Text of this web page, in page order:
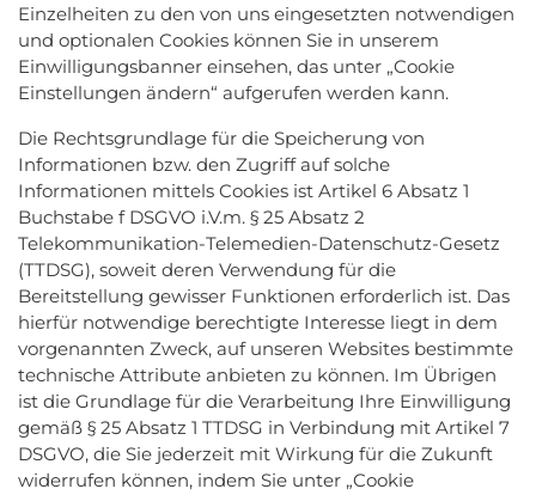
Einzelheiten zu den von uns eingesetzten notwendigen
und optionalen Cookies können Sie in unserem
Einwilligungsbanner einsehen, das unter „Cookie
Einstellungen ändern“ aufgerufen werden kann.
Die Rechtsgrundlage für die Speicherung von
Informationen bzw. den Zugriff auf solche
Informationen mittels Cookies ist Artikel 6 Absatz 1
Buchstabe f DSGVO i.V.m. § 25 Absatz 2
Telekommunikation-Telemedien-Datenschutz-Gesetz
(TTDSG), soweit deren Verwendung für die
Bereitstellung gewisser Funktionen erforderlich ist. Das
hierfür notwendige berechtigte Interesse liegt in dem
vorgenannten Zweck, auf unseren Websites bestimmte
technische Attribute anbieten zu können. Im Übrigen
ist die Grundlage für die Verarbeitung Ihre Einwilligung
gemäß § 25 Absatz 1 TTDSG in Verbindung mit Artikel 7
DSGVO, die Sie jederzeit mit Wirkung für die Zukunft
widerrufen können, indem Sie unter „Cookie